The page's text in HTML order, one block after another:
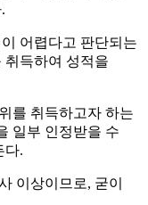
어렵다고 판단되는
취득하여 성적을
를 취득하고자 하는
일부 인정받을 수
다.
이상이므로, 굳이